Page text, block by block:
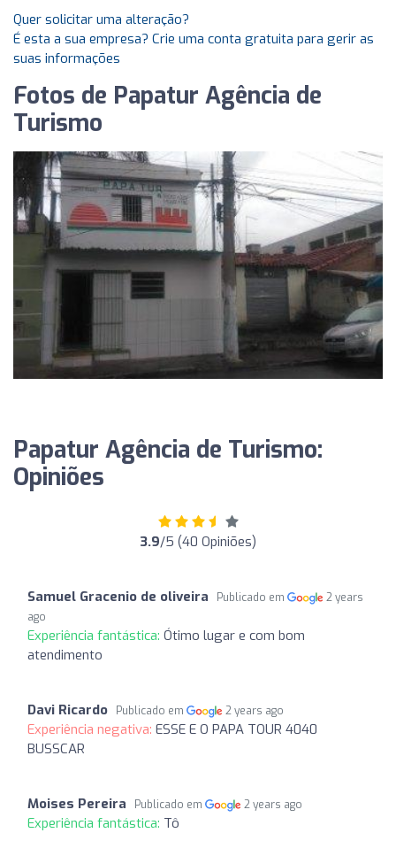
Quer solicitar uma alteração?
É esta a sua empresa? Crie uma conta gratuita para gerir as
suas informações
Fotos de Papatur Agência de
Turismo
Papatur Agência de Turismo:
Opiniões
3.9/5 (40 Opiniões)
Samuel Gracenio de oliveira Publicado em
2 years
ago
Experiência fantástica: Ótimo lugar e com bom
atendimento
Davi Ricardo Publicado em 2 years ago
Experiência negativa: ESSE E O PAPA TOUR 4040
BUSSCAR
Moises Pereira Publicado em 2 years ago
Experiência fantástica: Tô